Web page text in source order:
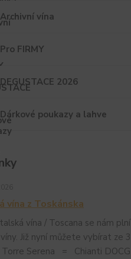
Archivní vína
Pro FIRMY
DEGUSTACE 2026
Dárkové poukazy a lahve
vína z Toskánska
vína / Toscana se nám plní
Již nyní můžete vybírat ze 3
Torre Serena = Chianti DOCG